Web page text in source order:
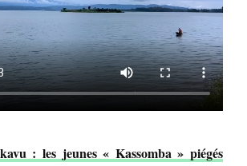
: les jeunes « Kassomba » piégés